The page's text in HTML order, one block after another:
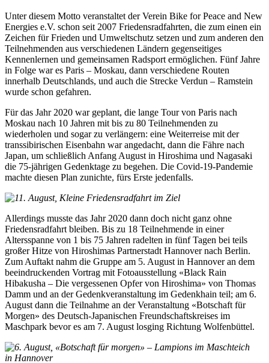
Unter diesem Motto veranstaltet der Verein Bike for Peace and New
Energies e.V. schon seit 2007 Friedensradfahrten, die zum einen ein
Zeichen für Frieden und Umweltschutz setzen und zum anderen den
Teilnehmenden aus verschiedenen Ländern gegenseitiges
Kennenlernen und gemeinsamen Radsport ermöglichen. Fünf Jahre
in Folge war es Paris – Moskau, dann verschiedene Routen
innerhalb Deutschlands, und auch die Strecke Verdun – Ramstein
wurde schon gefahren.
Für das Jahr 2020 war geplant, die lange Tour von Paris nach
Moskau nach 10 Jahren mit bis zu 80 Teilnehmenden zu
wiederholen und sogar zu verlängern: eine Weiterreise mit der
transsibirischen Eisenbahn war angedacht, dann die Fähre nach
Japan, um schließlich Anfang August in Hiroshima und Nagasaki
die 75-jährigen Gedenktage zu begehen. Die Covid-19-Pandemie
machte diesen Plan zunichte, fürs Erste jedenfalls.
Allerdings musste das Jahr 2020 dann doch nicht ganz ohne
Friedensradfahrt bleiben. Bis zu 18 Teilnehmende in einer
Altersspanne von 1 bis 75 Jahren radelten in fünf Tagen bei teils
großer Hitze von Hiroshimas Partnerstadt Hannover nach Berlin.
Zum Auftakt nahm die Gruppe am 5. August in Hannover an dem
beeindruckenden Vortrag mit Fotoausstellung «Black Rain
Hibakusha – Die vergessenen Opfer von Hiroshima» von Thomas
Damm und an der Gedenkveranstaltung im Gedenkhain teil; am 6.
August dann die Teilnahme an der Veranstaltung «Botschaft für
Morgen» des Deutsch-Japanischen Freundschaftskreises im
Maschpark bevor es am 7. August losging Richtung Wolfenbüttel.